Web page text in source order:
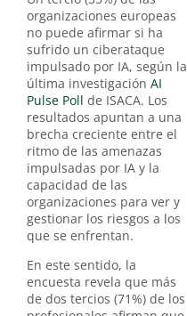
organizaciones europeas
no puede afirmar si ha
sufrido un ciberataque
impulsado por IA, según la
última investigación AI
Pulse Poll de ISACA. Los
resultados apuntan a una
brecha creciente entre el
ritmo de las amenazas
impulsadas por IA y la
capacidad de las
organizaciones para ver y
gestionar los riesgos a los
que se enfrentan.
En este sentido, la
encuesta revela que más
de dos tercios (71%) de los